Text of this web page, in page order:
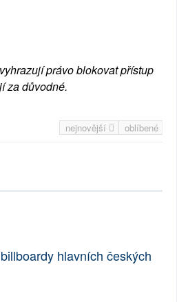
právo blokovat přístup
za důvodné.
nejnovější oblíbené
hlavních českých